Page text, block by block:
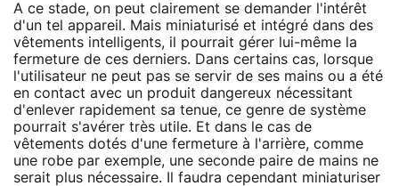
A ce stade, on peut clairement se demander l'intérêt
d'un tel appareil. Mais miniaturisé et intégré dans des
vêtements intelligents, il pourrait gérer lui-même la
fermeture de ces derniers. Dans certains cas, lorsque
l'utilisateur ne peut pas se servir de ses mains ou a été
en contact avec un produit dangereux nécessitant
d'enlever rapidement sa tenue, ce genre de système
pourrait s'avérer très utile. Et dans le cas de
vêtements dotés d'une fermeture à l'arrière, comme
une robe par exemple, une seconde paire de mains ne
serait plus nécessaire. Il faudra cependant miniaturiser